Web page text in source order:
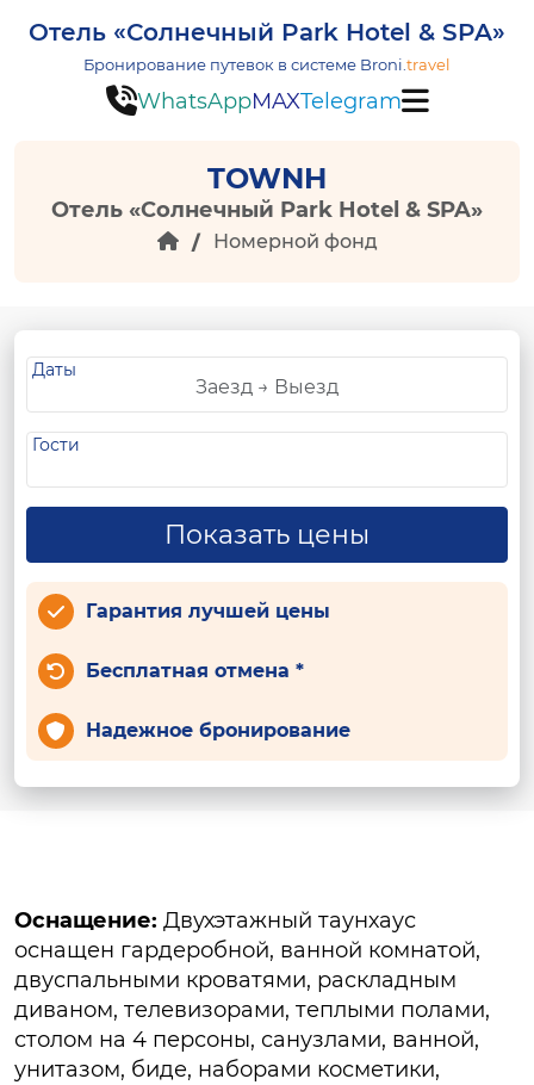
Отель «Солнечный Park Hotel & SPA»
Бронирование путевок в системе Broni. travel
WhatsAppMAXTelegram
TOWNH
Отель «Солнечный Park Hotel & SPA»
Номерной фонд
Даты
Гости
Показать цены
Гарантия лучшей цены
Бесплатная отмена *
Надежное бронирование
Оснащение: Двухэтажный таунхаус
оснащен гардеробной, ванной комнатой,
двуспальными кроватями, раскладным
диваном, телевизорами, теплыми полами,
столом на 4 персоны, санузлами, ванной,
унитазом, биде, наборами косметики,